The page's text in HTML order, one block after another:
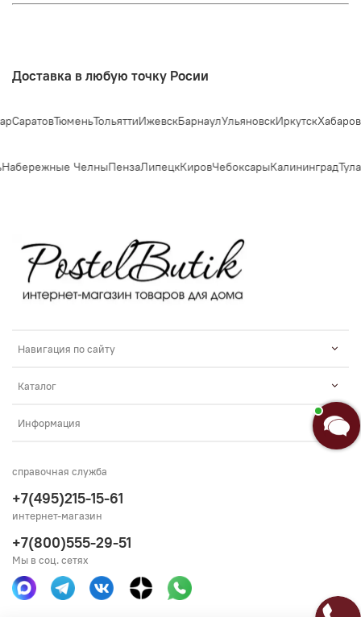
Доставка в любую точку Росии
СаратовТюменьТольяттиИжевскБарнаулУльяновскИркутск
ЧелныПензаЛипецкКировЧебоксарыКалининградТула
Навигация по сайту
Каталог
Информация
справочная служба
+7(495)215-15-61
интернет-магазин
+7(800)555-29-51
Мы в соц. сетях